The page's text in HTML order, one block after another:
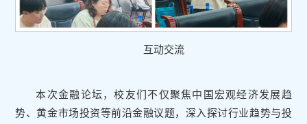
互动交流
本次金融论坛，校友们不仅聚焦中国宏观经济发展趋
势、黄金市场投资等前沿金融议题，深入探讨行业趋势与投